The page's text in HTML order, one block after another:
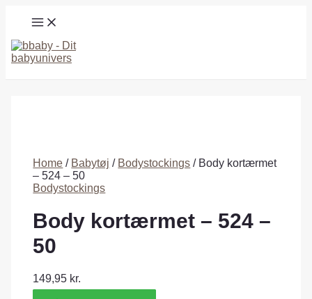
MAIN
MENU
Home / Babytøj / Bodystockings / Body kortærmet
– 524 – 50
Bodystockings
Body kortærmet – 524 –
50
149,95 kr.